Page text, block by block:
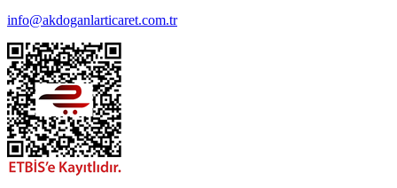
info@akdoganlarticaret.com.tr